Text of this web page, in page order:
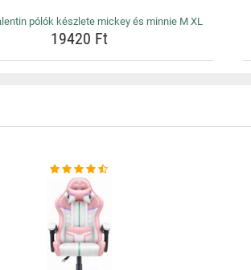
pólók készlete mickey és minnie M XL
19420 Ft